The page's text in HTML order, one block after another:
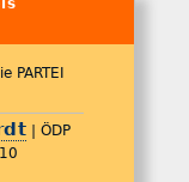
PARTEI
| ÖDP